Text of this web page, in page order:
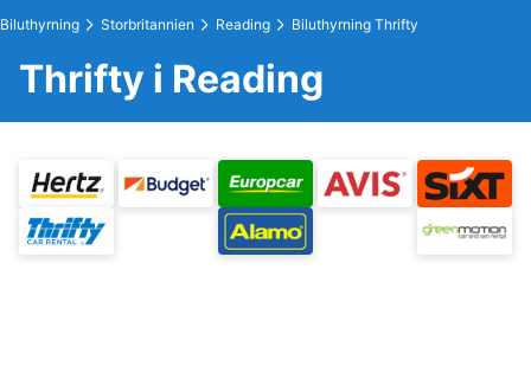
Biluthyrning Storbritannien Reading Biluthyrning Thrifty
Thrifty i Reading